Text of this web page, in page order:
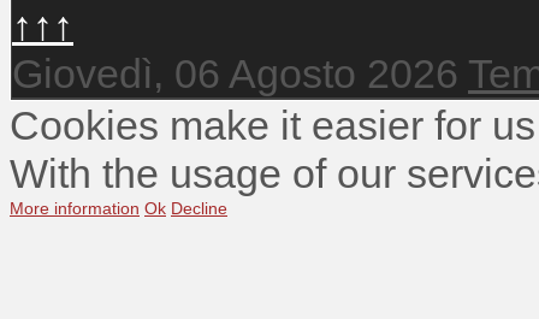
↑↑↑
Giovedì, 06 Agosto 2026
Cookies make it easier for
With the usage of our
More information Ok Decline